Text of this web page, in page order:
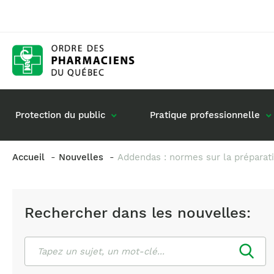
Protection du public
Vos questions :
Pratique professionnelle
Exercice en société
Commande de matériel
Accueil Nouvelles Addendas : normes sur la
Rechercher dans les nouvelles: